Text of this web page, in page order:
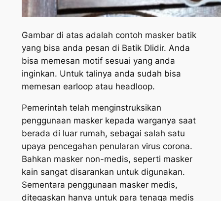
Gambar di atas adalah contoh masker batik
yang bisa anda pesan di Batik Dlidir. Anda
bisa memesan motif sesuai yang anda
inginkan. Untuk talinya anda sudah bisa
memesan earloop atau headloop.
Pemerintah telah menginstruksikan
penggunaan masker kepada warganya saat
berada di luar rumah, sebagai salah satu
upaya pencegahan penularan virus corona.
Bahkan masker non-medis, seperti masker
kain sangat disarankan untuk digunakan.
Sementara penggunaan masker medis,
ditegaskan hanya untuk para tenaga medis